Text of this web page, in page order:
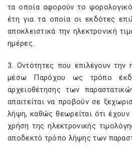
τα οποία αφορούν το
έτη για τα οποία οι εκδότες
αποκλειστικά την ηλεκτρονική
ημέρες.
3. Οντότητες που επιλέγουν την
μέσω Παρόχου ως τρόπο
αρχειοθέτησης των
απαιτείται να προβούν σε
λήψη, καθώς θεωρείται ότι έχουν
χρήση της ηλεκτρονικής
αποδεκτό τρόπο λήψης των